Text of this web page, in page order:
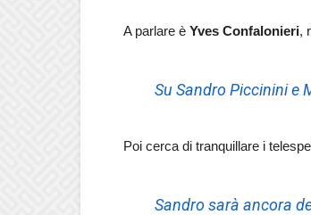
A parlare è Yves Confalonieri,
Su Sandro Piccinini e
Poi cerca di tranquillare i
Sandro sarà ancora